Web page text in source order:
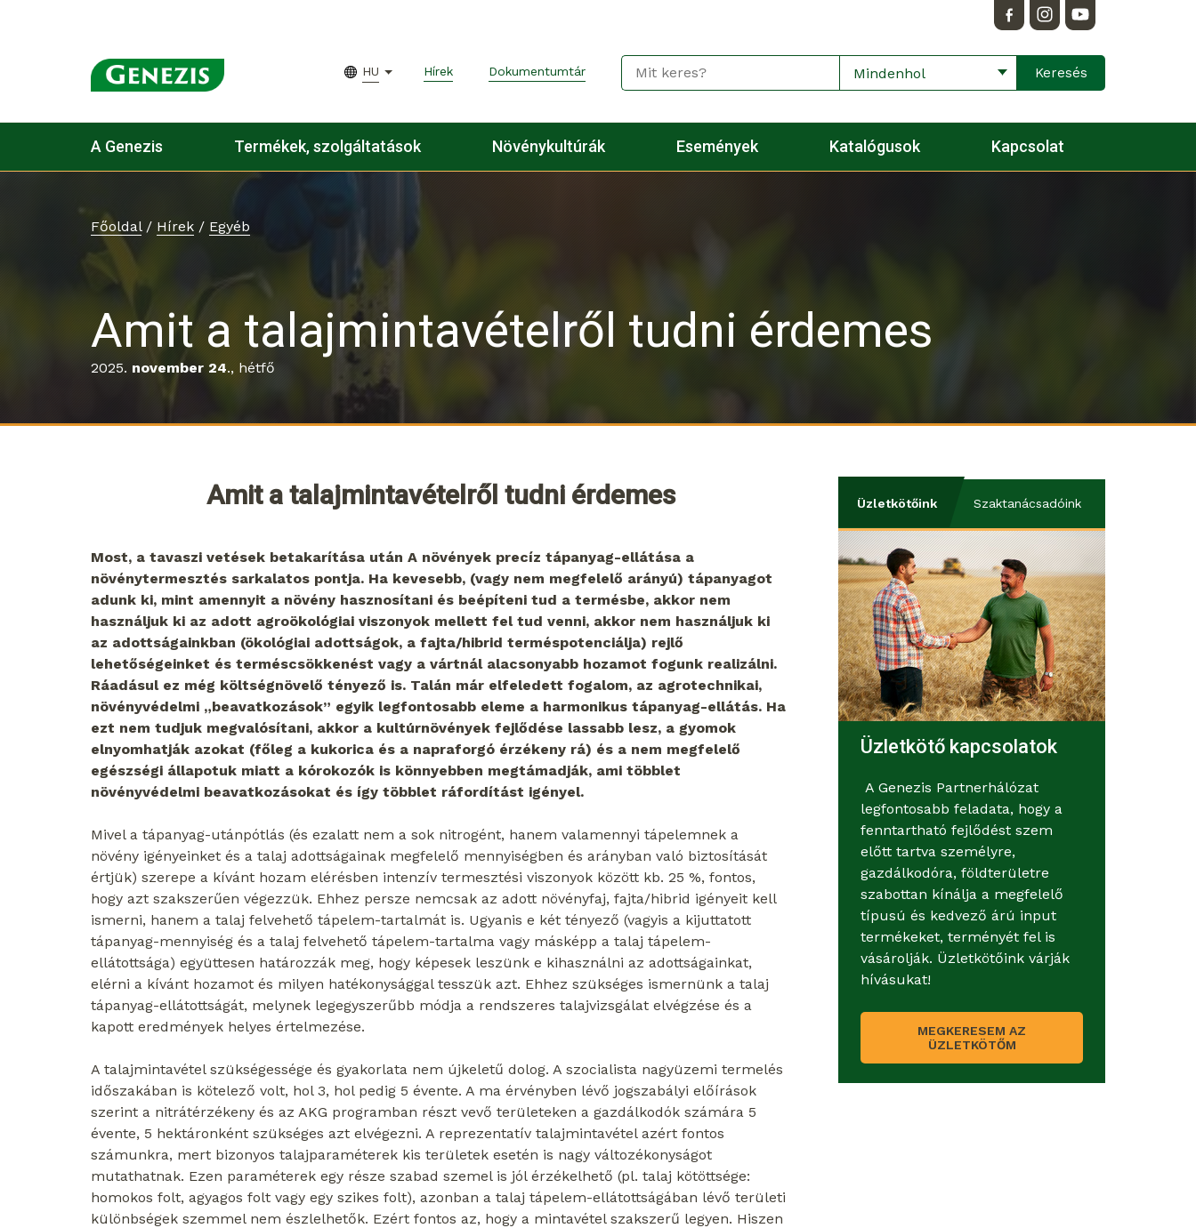
HU Hírek Dokumentumtár Mindenhol
A Genezis Termékek, szolgáltatások Növénykultúrák Események Katalógusok Kapcsolat
Főoldal/ Hírek / Egyéb
Amit a talajmintavételről tudni érdemes
2025. november 24., hétfő
Amit a talajmintavételről tudni érdemes
Most, a tavaszi vetések betakarítása után A növények precíz tápanyag-ellátása a
növénytermesztés sarkalatos pontja. Ha kevesebb, (vagy nem megfelelő arányú) tápanyagot
adunk ki, mint amennyit a növény hasznosítani és beépíteni tud a termésbe, akkor nem
használjuk ki az adott agroökológiai viszonyok mellett fel tud venni, akkor nem használjuk ki
az adottságainkban (ökológiai adottságok, a fajta/hibrid terméspotenciálja) rejlő
lehetőségeinket és terméscsökkenést vagy a vártnál alacsonyabb hozamot fogunk realizálni.
Ráadásul ez még költségnövelő tényező is. Talán már elfeledett fogalom, az agrotechnikai,
növényvédelmi „beavatkozások” egyik legfontosabb eleme a harmonikus tápanyag-ellátás. Ha
ezt nem tudjuk megvalósítani, akkor a kultúrnövények fejlődése lassabb lesz, a gyomok
elnyomhatják azokat (főleg a kukorica és a napraforgó érzékeny rá) és a nem megfelelő
egészségi állapotuk miatt a kórokozók is könnyebben megtámadják, ami többlet
növényvédelmi beavatkozásokat és így többlet ráfordítást igényel.
Mivel a tápanyag-utánpótlás (és ezalatt nem a sok nitrogént, hanem valamennyi tápelemnek a
növény igényeinket és a talaj adottságainak megfelelő mennyiségben és arányban való biztosítását
értjük) szerepe a kívánt hozam elérésben intenzív termesztési viszonyok között kb. 25 %, fontos,
hogy azt szakszerűen végezzük. Ehhez persze nemcsak az adott növényfaj, fajta/hibrid igényeit kell
ismerni, hanem a talaj felvehető tápelem-tartalmát is. Ugyanis e két tényező (vagyis a kijuttatott
tápanyag-mennyiség és a talaj felvehető tápelem-tartalma vagy másképp a talaj tápelem-
ellátottsága) együttesen határozzák meg, hogy képesek leszünk e kihasználni az adottságainkat,
elérni a kívánt hozamot és milyen hatékonysággal tesszük azt. Ehhez szükséges ismernünk a talaj
tápanyag-ellátottságát, melynek legegyszerűbb módja a rendszeres talajvizsgálat elvégzése és a
kapott eredmények helyes értelmezése.
A talajmintavétel szükségessége és gyakorlata nem újkeletű dolog. A szocialista nagyüzemi termelés
időszakában is kötelező volt, hol 3, hol pedig 5 évente. A ma érvényben lévő jogszabályi előírások
szerint a nitrátérzékeny és az AKG programban részt vevő területeken a gazdálkodók számára 5
évente, 5 hektáronként szükséges azt elvégezni. A reprezentatív talajmintavétel azért fontos
számunkra, mert bizonyos talajparaméterek kis területek esetén is nagy változékonyságot
mutathatnak. Ezen paraméterek egy része szabad szemel is jól érzékelhető (pl. talaj kötöttsége:
homokos folt, agyagos folt vagy egy szikes folt), azonban a talaj tápelem-ellátottságában lévő területi
különbségek szemmel nem észlelhetők. Ezért fontos az, hogy a mintavétel szakszerű legyen. Hiszen
Üzletkötőink Szaktanácsadóink
Üzletkötő kapcsolatok
A Genezis Partnerhálózat
legfontosabb feladata, hogy a
fenntartható fejlődést szem
előtt tartva személyre,
gazdálkodóra, földterületre
szabottan kínálja a megfelelő
típusú és kedvező árú input
termékeket, terményét fel is
vásárolják. Üzletkötőink várják
hívásukat!
MEGKERESEM AZ
ÜZLETKÖTŐM